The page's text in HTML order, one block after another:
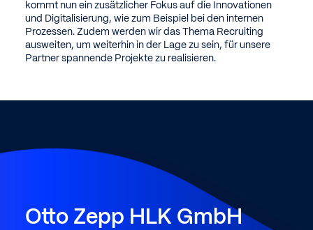
kommt nun ein zusätzlicher Fokus auf die Innovationen
und Digitalisierung, wie zum Beispiel bei den internen
Prozessen. Zudem werden wir das Thema Recruiting
ausweiten, um weiterhin in der Lage zu sein, für unsere
Partner spannende Projekte zu realisieren.
Otto Zepp HLK GmbH